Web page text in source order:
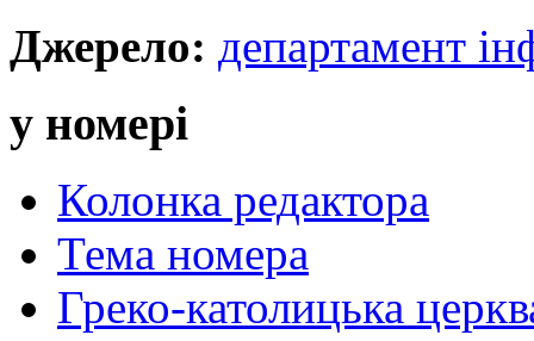
Джерело: департамент
у номері
Колонка редактора
Тема номера
Греко-католицька